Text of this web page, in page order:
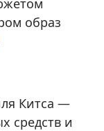
образ
Китса —
средств и